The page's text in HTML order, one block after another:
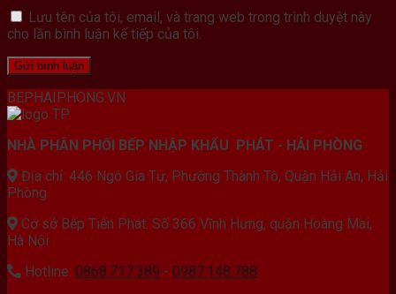
Lưu tên của tôi, email, và trang web trong trình duyệt này
cho lần bình luận kế tiếp của tôi.
BEPHAIPHONG.VN
NHÀ PHÂN PHỐI BẾP NHẬP KHẨU PHÁT - HẢI PHÒNG
Địa chỉ: 446 Ngô Gia Tự, Phường Thành Tô, Quận Hải An, Hải
Phòng
Cơ sở Bếp Tiến Phát: Số 366 Vĩnh Hưng, quận Hoàng Mai,
Hà Nội
Hotline: 0868.717.389 - 0987.148.788